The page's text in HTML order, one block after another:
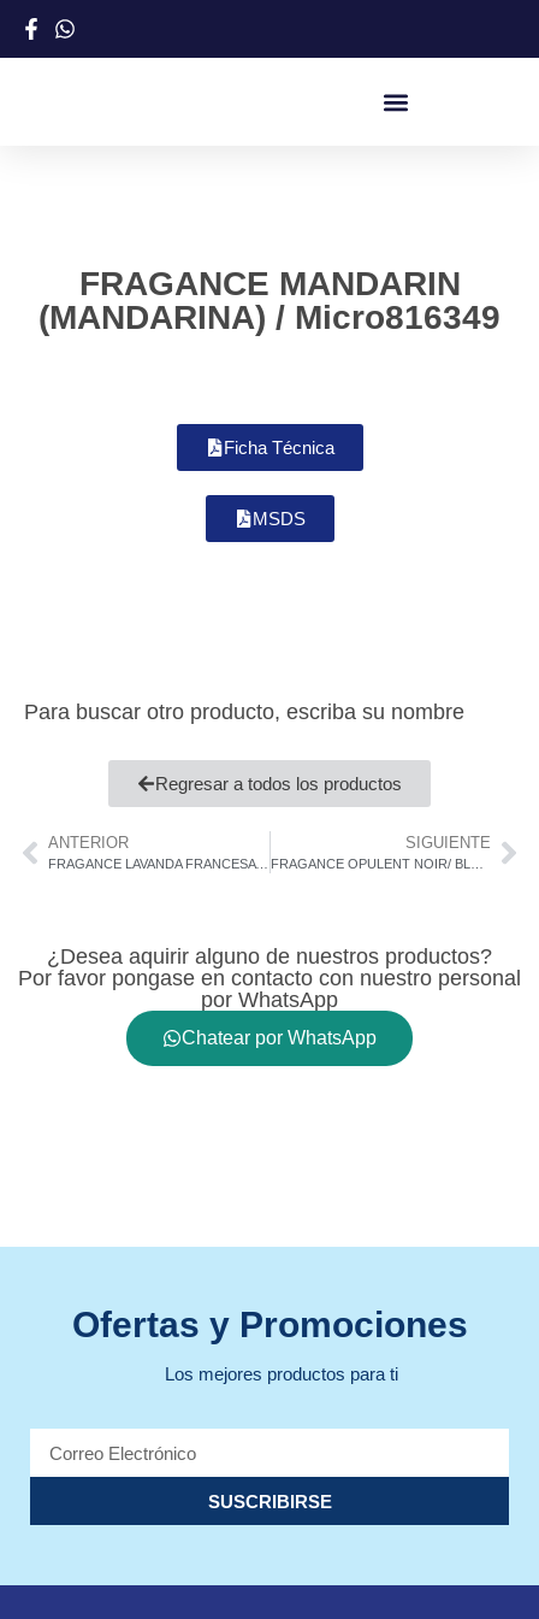
FRAGANCE MANDARIN
(MANDARINA) / Micro816349
Ficha Técnica
MSDS
Para buscar otro producto, escriba su nombre
Regresar a todos los productos
ANTERIOR
FRAGANCE LAVANDA FRANCESA / Micro142891
SIGUIENTE
¿Desea aquirir alguno de nuestros productos?
Por favor pongase en contacto con nuestro personal
por WhatsApp
Chatear por WhatsApp
Ofertas y Promociones
Los mejores productos para ti
SUSCRIBIRSE